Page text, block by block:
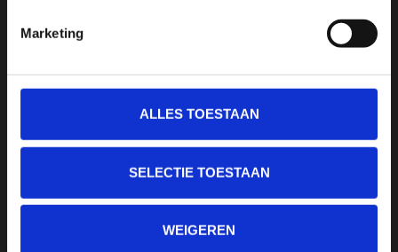
Marketing
ALLES TOESTAAN
SELECTIE TOESTAAN
WEIGEREN
Sport Passion
1211 BL